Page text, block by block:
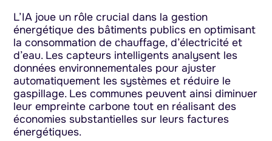
L’IA joue un rôle crucial dans la gestion
énergétique des bâtiments publics en optimisant
la consommation de chauffage, d’électricité et
d’eau. Les capteurs intelligents analysent les
données environnementales pour ajuster
automatiquement les systèmes et réduire le
gaspillage. Les communes peuvent ainsi diminuer
leur empreinte carbone tout en réalisant des
économies substantielles sur leurs factures
énergétiques.